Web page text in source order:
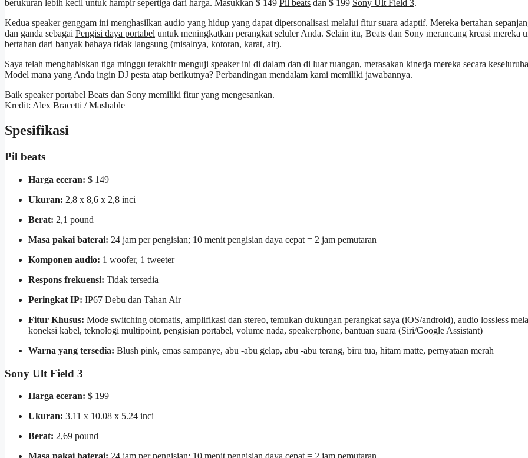
berukuran lebih kecil untuk hampir sepertiga dari harga. Masukkan $ 149 Pil beats dan $ 199 Sony Ult Field 3.
Kedua speaker genggam ini menghasilkan audio yang hidup yang dapat dipersonalisasi melalui fitur suara adaptif. Mereka bertahan
dan ganda sebagai Pengisi daya portabel untuk meningkatkan perangkat seluler Anda. Selain itu, Beats dan Sony merancang kreasi mereka
bertahan dari banyak bahaya tidak langsung (misalnya, kotoran, karat, air).
Saya telah menghabiskan tiga minggu terakhir menguji speaker ini di dalam dan di luar ruangan, merasakan kinerja mereka secara
Model mana yang Anda ingin DJ pesta atap berikutnya? Perbandingan mendalam kami memiliki jawabannya.
Baik speaker portabel Beats dan Sony memiliki fitur yang mengesankan.
Kredit: Alex Bracetti / Mashable
Spesifikasi
Pil beats
Harga eceran: $ 149
Ukuran: 2,8 x 8,6 x 2,8 inci
Berat: 2,1 pound
Masa pakai baterai: 24 jam per pengisian; 10 menit pengisian daya cepat = 2 jam pemutaran
Komponen audio: 1 woofer, 1 tweeter
Respons frekuensi: Tidak tersedia
Peringkat IP: IP67 Debu dan Tahan Air
Fitur Khusus: Mode switching otomatis, amplifikasi dan stereo, temukan dukungan perangkat saya (iOS/android), audio lossless
koneksi kabel, teknologi multipoint, pengisian portabel, volume nada, speakerphone, bantuan suara (Siri/Google Assistant)
Warna yang tersedia: Blush pink, emas sampanye, abu -abu gelap, abu -abu terang, biru tua, hitam matte, pernyataan merah
Sony Ult Field 3
Harga eceran: $ 199
Ukuran: 3.11 x 10.08 x 5.24 inci
Berat: 2,69 pound